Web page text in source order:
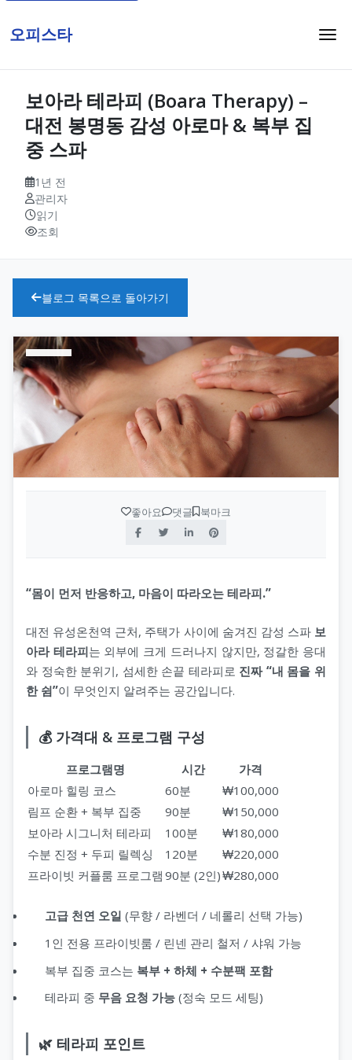
오피스타
보아라 테라피 (Boara Therapy) –
대전 봉명동 감성 아로마 & 복부 집
중 스파
1년 전
관리자
읽기
조회
블로그 목록으로 돌아가기
좋아요 댓글 북마크
“몸이 먼저 반응하고, 마음이 따라오는 테라피.”
대전 유성온천역 근처, 주택가 사이에 숨겨진 감성 스파 보
아라 테라피는 외부에 크게 드러나지 않지만, 정갈한 응대
와 정숙한 분위기, 섬세한 손끝 테라피로 진짜 “내 몸을 위
한 쉼”이 무엇인지 알려주는 공간입니다.
💰 가격대 & 프로그램 구성
프로그램명 시간
가격
아로마 힐링 코스
60분
₩100,000
림프 순환 + 복부 집중
90분
₩150,000
보아라 시그니처 테라피
100분
₩180,000
수분 진정 + 두피 릴렉싱
120분
₩220,000
프라이빗 커플룸 프로그램 90분 (2인)₩280,000
고급 천연 오일 (무향 / 라벤더 / 네롤리 선택 가능)
1인 전용 프라이빗룸 / 린넨 관리 철저 / 샤워 가능
복부 집중 코스는 복부 + 하체 + 수분팩 포함
테라피 중 무음 요청 가능 (정숙 모드 세팅)
🌿 테라피 포인트